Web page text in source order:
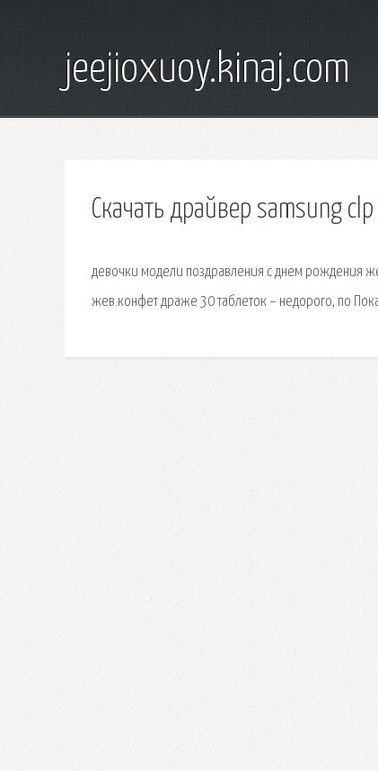
jeejioxuoy.kinaj.com
Скачать драйвер samsung
девочки модели поздравления с днем рождения
жев.конфет драже 30 таблеток – недорого, по